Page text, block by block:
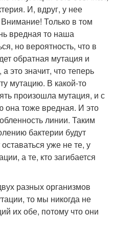
И, вдруг, у нее
Только в том
вредная то наша
но вероятность, что в
обратная мутация и
это значит, что теперь
мутацию. В какой-то
произошла мутация, и с
она тоже вредная. И это
линии. Таким
бактерии будут
уже не те, у
а те, кто загибается
разных организмов
то мы никогда не
их обе, потому что они